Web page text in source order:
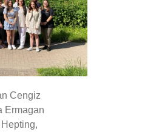
Cengiz
Ermagan